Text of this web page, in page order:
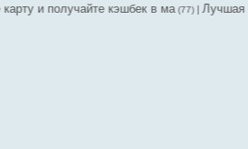
кэшбек в ма(77)| Лучшая